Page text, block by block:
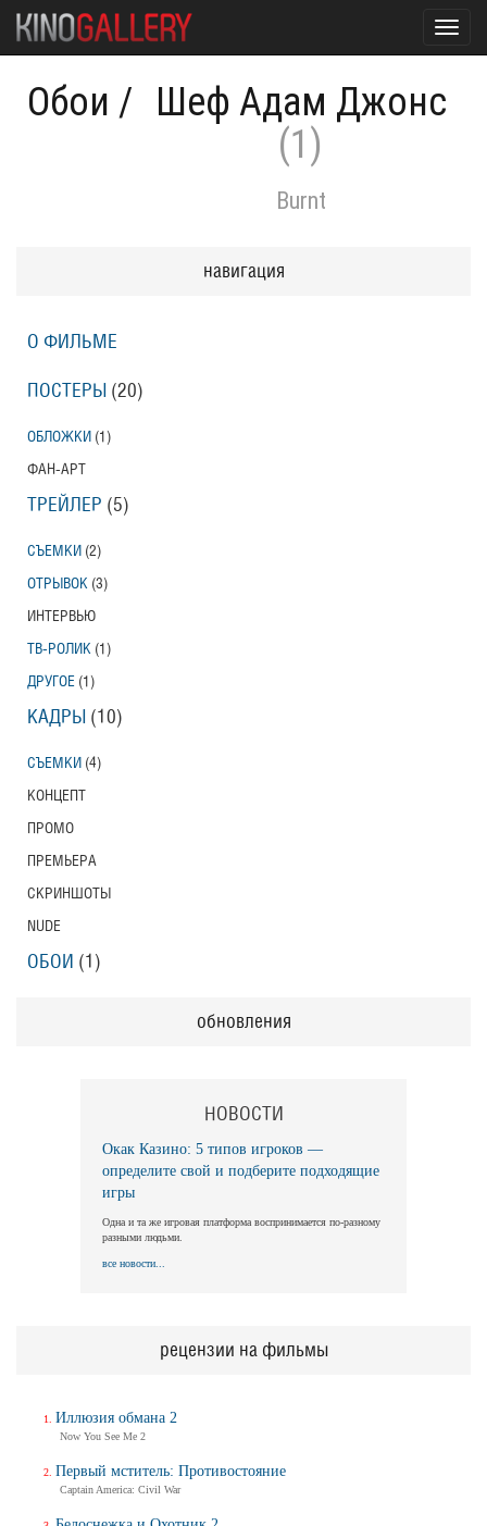
Обои / Шеф Адам Джонс
(1)
Burnt
навигация
О ФИЛЬМЕ
ПОСТЕРЫ (20)
ОБЛОЖКИ (1)
ФАН-АРТ
ТРЕЙЛЕР (5)
СЪЕМКИ (2)
ОТРЫВОК (3)
ИНТЕРВЬЮ
ТВ-РОЛИК (1)
ДРУГОЕ (1)
КАДРЫ (10)
СЪЕМКИ (4)
КОНЦЕПТ
ПРОМО
ПРЕМЬЕРА
СКРИНШОТЫ
NUDE
ОБОИ (1)
обновления
НОВОСТИ
Окак Казино: 5 типов игроков —
определите свой и подберите подходящие
игры
Одна и та же игровая платформа воспринимается по-разному
разными людьми.
все новости...
рецензии на фильмы
Иллюзия обмана 2
Now You See Me 2
Первый мститель: Противостояние
Captain America: Civil War